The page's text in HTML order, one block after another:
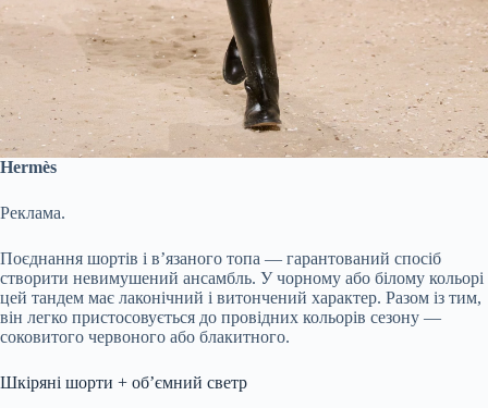
Hermès
Реклама.
Поєднання шортів і в’язаного топа — гарантований спосіб
створити невимушений ансамбль. У чорному або білому кольорі
цей тандем має лаконічний і витончений характер. Разом із тим,
він легко пристосовується до провідних кольорів сезону —
соковитого червоного або блакитного.
Шкіряні шорти + об’ємний светр